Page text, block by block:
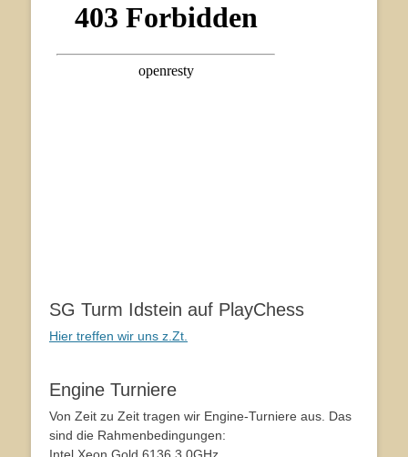
SG Turm Idstein auf PlayChess
Hier treffen wir uns z.Zt.
Engine Turniere
Von Zeit zu Zeit tragen wir Engine-Turniere aus. Das
sind die Rahmenbedingungen: